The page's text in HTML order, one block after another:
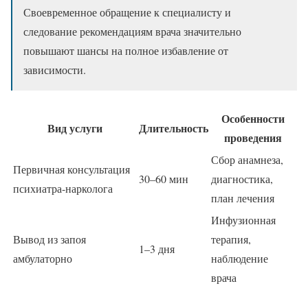
Своевременное обращение к специалисту и
следование рекомендациям врача значительно
повышают шансы на полное избавление от
зависимости.
Вид услуги Длительность
Особенности
проведения
Первичная консультация
психиатра-нарколога
30–60 мин
Сбор анамнеза,
диагностика,
план лечения
Вывод из запоя
амбулаторно
1–3 дня
Инфузионная
терапия,
наблюдение
врача